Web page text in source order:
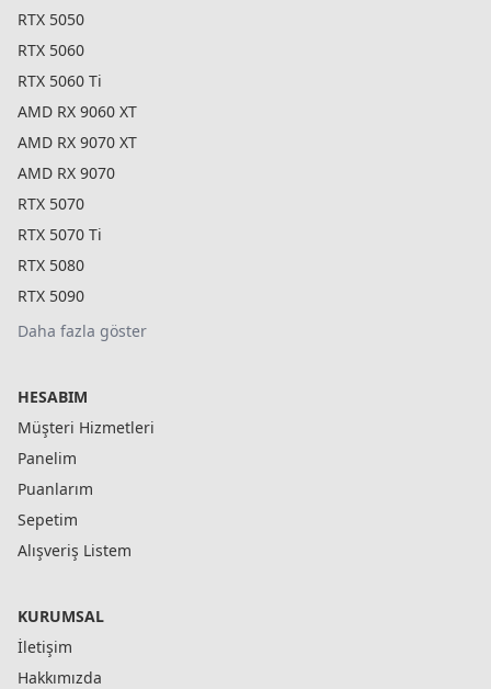
RTX 5050
RTX 5060
RTX 5060 Ti
AMD RX 9060 XT
AMD RX 9070 XT
AMD RX 9070
RTX 5070
RTX 5070 Ti
RTX 5080
RTX 5090
Daha fazla göster
HESABIM
Müşteri Hizmetleri
Panelim
Puanlarım
Sepetim
Alışveriş Listem
KURUMSAL
İletişim
Hakkımızda